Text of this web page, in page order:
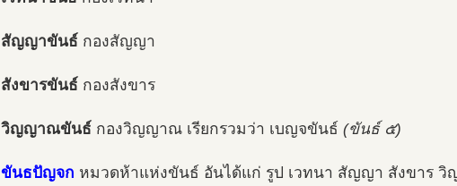
สัญญาขันธ์ กองสัญญา
สังขารขันธ์ กองสังขาร
วิญญาณขันธ์ กองวิญญาณ เรียกรวมว่า เบญจขันธ์ (ขันธ์ ๕)
ขันธปัญจก หมวดห้าแห่งขันธ์ อันได้แก่ รูป เวทนา สัญญา สังขาร